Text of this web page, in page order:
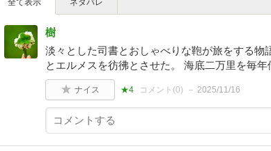
全て表示 ネタバレ
樹
淡々とした司書とおしゃべりな鞄が旅をする物
とエルメスを彷彿とさせた。 海底二万里を毎年
ナイス ★4 コメント(0) 2025/11/16